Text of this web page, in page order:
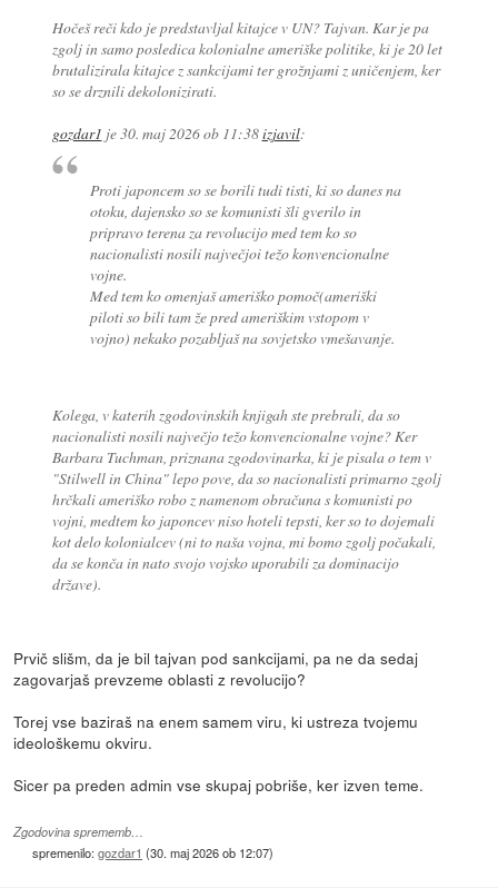
Hočeš reči kdo je predstavljal kitajce v UN? Tajvan. Kar je pa
zgolj in samo posledica kolonialne ameriške politike, ki je 20 let
brutalizirala kitajce z sankcijami ter grožnjami z uničenjem, ker
so se drznili dekolonizirati.
gozdar1 je30. maj 2026 ob 11:38izjavil:
Proti japoncem so se borili tudi tisti, ki so danes na
otoku, dajensko so se komunisti šli gverilo in
pripravo terena za revolucijo med tem ko so
nacionalisti nosili največjoi težo konvencionalne
vojne.
Med tem ko omenjaš ameriško pomoč(ameriški
piloti so bili tam že pred ameriškim vstopom v
vojno) nekako pozabljaš na sovjetsko vmešavanje.
Kolega, v katerih zgodovinskih knjigah ste prebrali, da so
nacionalisti nosili največjo težo konvencionalne vojne? Ker
Barbara Tuchman, priznana zgodovinarka, ki je pisala o tem v
"Stilwell in China" lepo pove, da so nacionalisti primarno zgolj
hrčkali ameriško robo z namenom obračuna s komunisti po
vojni, medtem ko japoncev niso hoteli tepsti, ker so to dojemali
kot delo kolonialcev (ni to naša vojna, mi bomo zgolj počakali,
da se konča in nato svojo vojsko uporabili za dominacijo
države).
Prvič slišm, da je bil tajvan pod sankcijami, pa ne da sedaj
zagovarjaš prevzeme oblasti z revolucijo?
Torej vse baziraš na enem samem viru, ki ustreza tvojemu
ideološkemu okviru.
Sicer pa preden admin vse skupaj pobriše, ker izven teme.
Zgodovina sprememb…
spremenilo:gozdar1 (30. maj 2026 ob 12:07)